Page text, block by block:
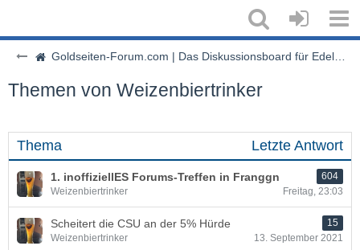
Goldseiten-Forum.com | Das Diskussionsboard für Edelmetalle & Rohstoffe
Themen von Weizenbiertrinker
Thema Letzte Antwort
1. inoffiziellES Forums-Treffen in Franggn
604
Weizenbiertrinker
Freitag, 23:03
Scheitert die CSU an der 5% Hürde
15
Weizenbiertrinker
13. September 2021